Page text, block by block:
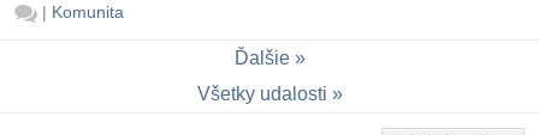
| Komunita
Ďalšie
Všetky udalosti